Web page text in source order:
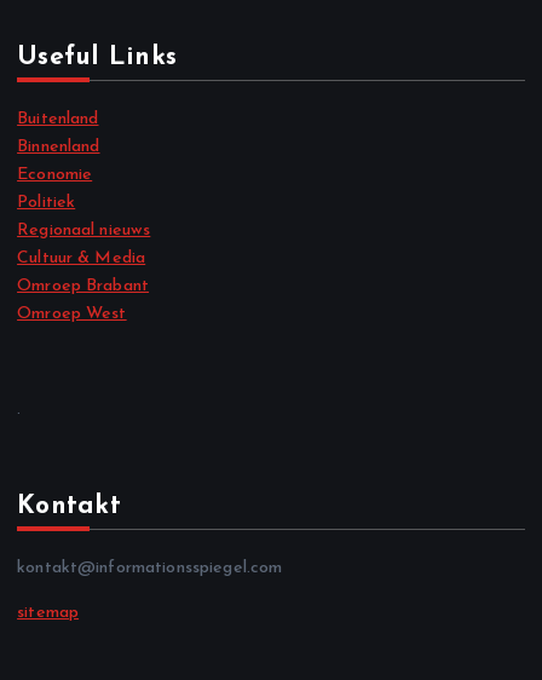
Useful Links
Buitenland
Binnenland
Economie
Politiek
Regionaal nieuws
Cultuur & Media
Omroep Brabant
Omroep West
.
Kontakt
kontakt@informationsspiegel.com
sitemap